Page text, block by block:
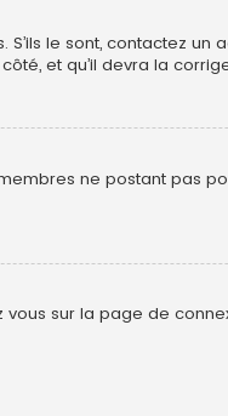
le sont, contactez
et qu’il devra la
ne postant pas
sur la page de